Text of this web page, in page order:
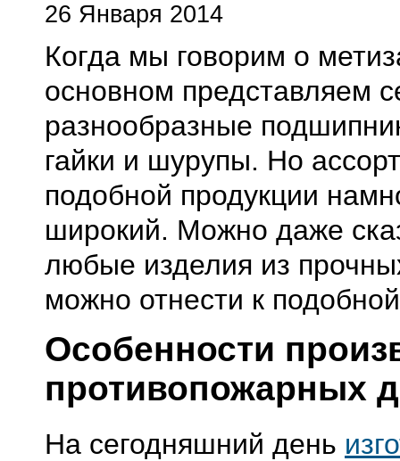
26 Января 2014
Когда мы говорим о
основном представляем
разнообразные
гайки и шурупы. Но
подобной продукции
широкий. Можно даже
любые изделия из
можно отнести к
Особенности
противопожарных
На сегодняшний день